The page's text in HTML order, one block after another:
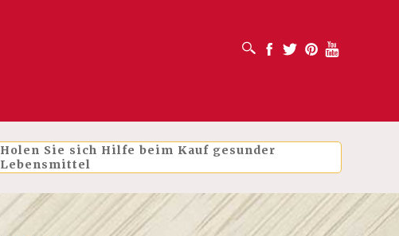
SUCHFELD ÖFFNENFacebook
Twitter PinterestYoutube
Holen Sie sich Hilfe beim Kauf gesunder
Lebensmittel